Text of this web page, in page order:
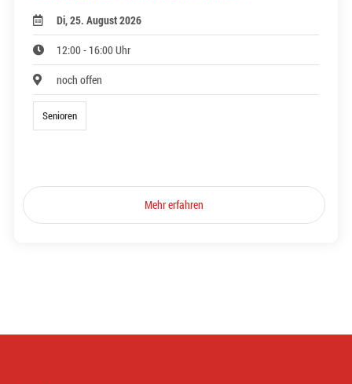
Di, 25. August 2026
12:00 - 16:00 Uhr
noch offen
Senioren
Mehr erfahren